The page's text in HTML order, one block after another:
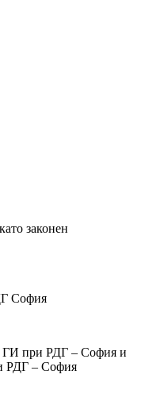
законен
София
ГИ при РДГ – София и
РДГ – София